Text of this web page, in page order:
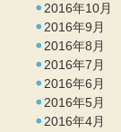
2016年10月
2016年9月
2016年8月
2016年7月
2016年6月
2016年5月
2016年4月